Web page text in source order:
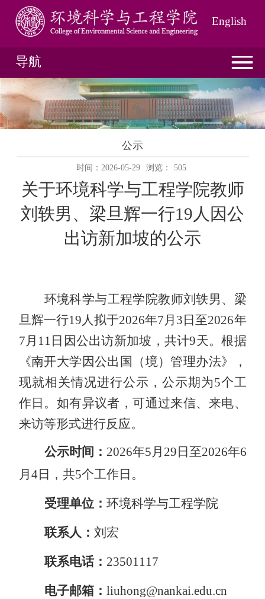
English
导航
公示
时间：2026-05-29 浏览： 505
关于环境科学与工程学院教师
刘轶男、梁旦辉一行19 人因公
出访新加坡的公示
环境科学与工程学院教师刘轶男、梁
旦辉一行19人拟于2026年7月 3 日至2026年
7月 11 日因公出访新加坡，共计9天。根据
《南开大学因公出国（境）管理办法》，
现就相关情况进行公示，公示期为5个工
作日。如有异议者，可通过来信、来电、
来访等形式进行反应。
公示时间： 2026年5月 29 日至2026年6
月 4日，共5个工作日。
受理单位： 环境科学与工程学院
联系人： 刘宏
联系电话： 23501117
电子邮箱： liuhong@nankai.edu.cn